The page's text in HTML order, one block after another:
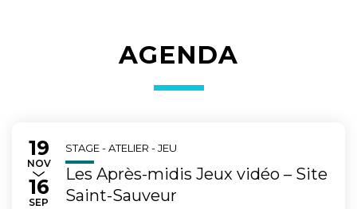
AGENDA
Du
19
NOVEMBRE
au
16
SEP TEMBRE
STAGE - ATELIER - JEU
Les Après-midis Jeux vidéo – Site
Saint-Sauveur